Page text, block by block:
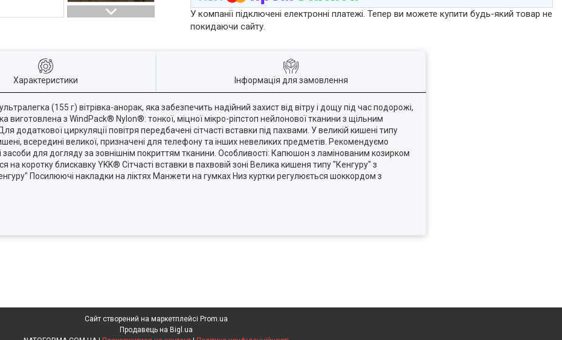
У компанії підключені електронні платежі. Тепер ви можете купити будь-який товар не
покидаючи сайту.
Характеристики Інформація для замовлення
(155 г) вітрівка-анорак, яка забезпечить надійний захист від вітру і дощу під час подорожі,
виготовлена з WindPack® Nylon®: тонкої, міцної мікро-ріпстоп нейлонової тканини з щільним
циркуляції повітря передбачені сітчасті вставки під пахвами. У великій кишені типу
всередині великої, призначені для телефону та інших невеликих предметів. Рекомендуємо
для догляду за зовнішнім покриттям тканини. Особливості: Капюшон з ламінованим козирком
коротку блискавку YKK® Сітчасті вставки в пахвовій зоні Велика кишеня типу "Кенгуру" з
Посилюючі накладки на ліктях Манжети на гумках Низ куртки регулюється шоккордом з
Сайт створений на маркетплейсі Prom.ua
Продавець на Bigl.ua